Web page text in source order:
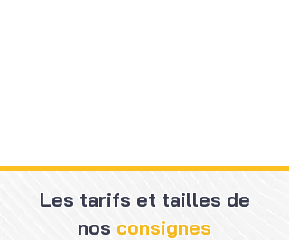
Les tarifs et tailles de
nos consignes